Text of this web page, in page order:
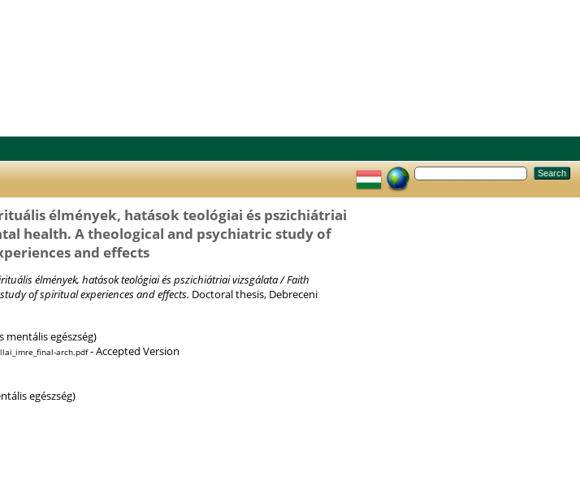
élmények, hatások teológiai és pszichiátriai
health. A theological and psychiatric study of
and effects
élmények, hatások teológiai és pszichiátriai vizsgálata / Faith
of spiritual experiences and effects. Doctoral thesis, Debreceni
mentális egészség)
arch.pdf- Accepted Version
egészség)